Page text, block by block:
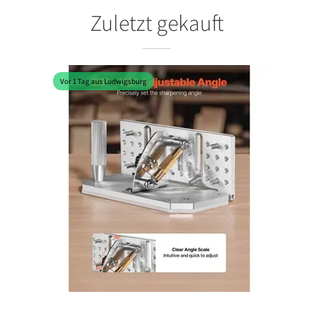
Zuletzt gekauft
Vor 1 Tag aus Ludwigsburg